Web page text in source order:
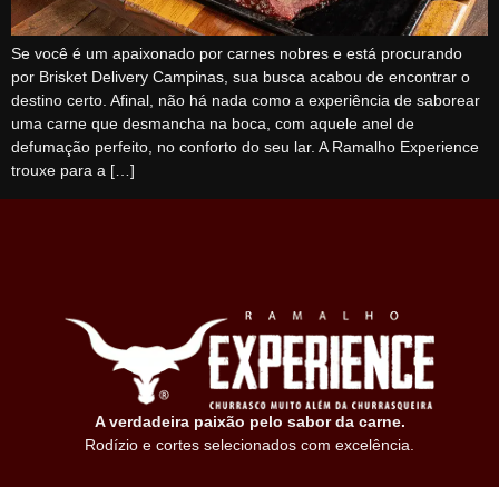
Se você é um apaixonado por carnes nobres e está procurando
por Brisket Delivery Campinas, sua busca acabou de encontrar o
destino certo. Afinal, não há nada como a experiência de saborear
uma carne que desmancha na boca, com aquele anel de
defumação perfeito, no conforto do seu lar. A Ramalho Experience
trouxe para a […]
A verdadeira paixão pelo sabor da carne.
Rodízio e cortes selecionados com excelência.